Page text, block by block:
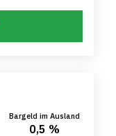
Bargeld im Ausland
0,5 %